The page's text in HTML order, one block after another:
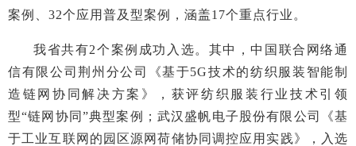
案例、32个应用普及型案例，涵盖17个重点行业。
我省共有2个案例成功入选。其中，中国联合网络通
信有限公司荆州分公司《基于5G技术的纺织服装智能制
造链网协同解决方案》，获评纺织服装行业技术引领
型“链网协同”典型案例；武汉盛帆电子股份有限公司《基
于工业互联网的园区源网荷储协同调控应用实践》，入选